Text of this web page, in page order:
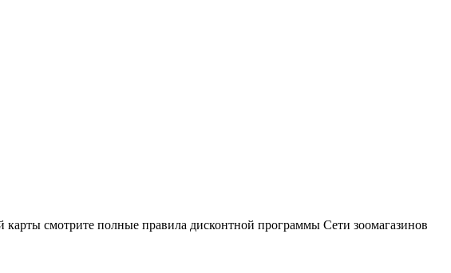
смотрите полные правила дисконтной программы Сети зоомагазинов